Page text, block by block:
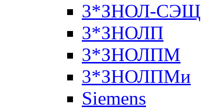
3*ЗНОЛ-СЭЩ
3*ЗНОЛП
3*ЗНОЛПМ
3*ЗНОЛПМи
Siemens